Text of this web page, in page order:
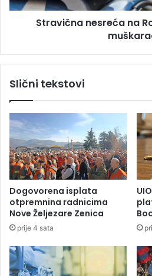
u
s
o
n
u
n
a
N
o
v
o
m
B
e
o
g
a
ć
a
R
o
m
a
i
j
,
p
o
g
Stravična nesreća na
Slični tekstovi
Dogovorena isplata
otpremnina radnicima
Nove Željezare Zenica
prije 4 sata